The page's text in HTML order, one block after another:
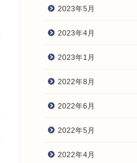
2023年5月
2023年4月
2023年1月
2022年8月
2022年6月
2022年5月
2022年4月